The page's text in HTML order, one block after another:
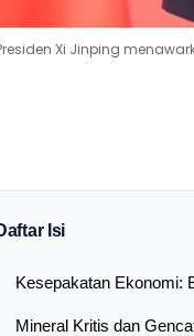
Xi Jinping
Isi
Kesepakatan Ekonomi:
Mineral Kritis dan